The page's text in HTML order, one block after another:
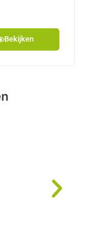
Bekijken